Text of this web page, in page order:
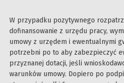
W przypadku pozytywnego
dofinansowanie z urzędu pracy,
umowy z urzędem i ewentualnymi
potrzebni po to aby zabezpieczyć
przyznanej dotacji, jeśli
warunków umowy. Dopiero po